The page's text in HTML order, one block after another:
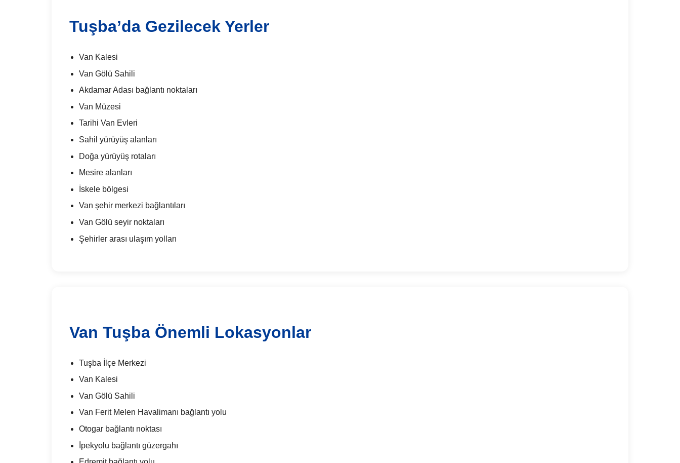
Tuşba’da Gezilecek Yerler
Van Kalesi
Van Gölü Sahili
Akdamar Adası bağlantı noktaları
Van Müzesi
Tarihi Van Evleri
Sahil yürüyüş alanları
Doğa yürüyüş rotaları
Mesire alanları
İskele bölgesi
Van şehir merkezi bağlantıları
Van Gölü seyir noktaları
Şehirler arası ulaşım yolları
Van Tuşba Önemli Lokasyonlar
Tuşba İlçe Merkezi
Van Kalesi
Van Gölü Sahili
Van Ferit Melen Havalimanı bağlantı yolu
Otogar bağlantı noktası
İpekyolu bağlantı güzergahı